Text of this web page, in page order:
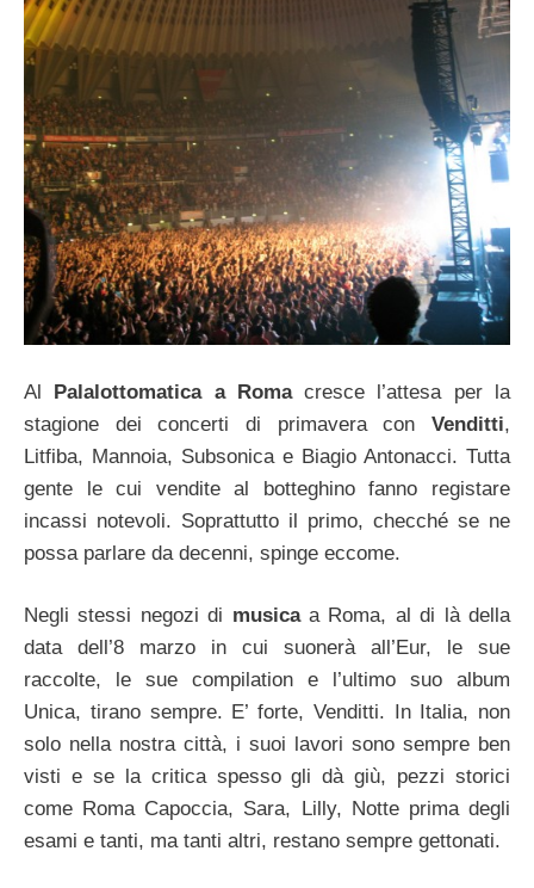
Al Palalottomatica a Romacresce l’attesa per la
stagione dei concerti di primavera con Venditti,
Litfiba, Mannoia, Subsonica e Biagio Antonacci. Tutta
gente le cui vendite al botteghino fanno registare
incassi notevoli. Soprattutto il primo, checché se ne
possa parlare da decenni, spinge eccome.
Negli stessi negozi di musicaa Roma, al di là della
data dell’8 marzo in cui suonerà all’Eur, le sue
raccolte, le sue compilation e l’ultimo suo album
Unica, tirano sempre. E’ forte, Venditti. In Italia, non
solo nella nostra città, i suoi lavori sono sempre ben
visti e se la critica spesso gli dà giù, pezzi storici
come Roma Capoccia, Sara, Lilly, Notte prima degli
esami e tanti, ma tanti altri, restano sempre gettonati.